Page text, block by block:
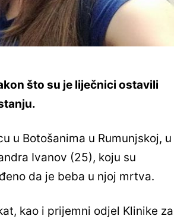
što su je liječnici ostavili
u Botošanima u Rumunjskoj, u
Ivanov (25), koju su
da je beba u njoj mrtva.
kao i prijemni odjel Klinike za